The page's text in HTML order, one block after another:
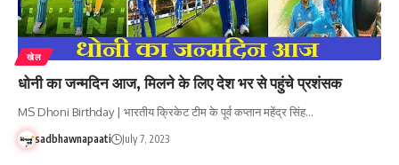
खेल
धोनी का जन्मदिन आज, मिलने के लिए देश भर से पहुंचे प्रशंसक
MS Dhoni Birthday | भारतीय क्रिकेट टीम के पूर्व कप्तान महेंद्र सिंह…
sadbhawnapaati July 7, 2023